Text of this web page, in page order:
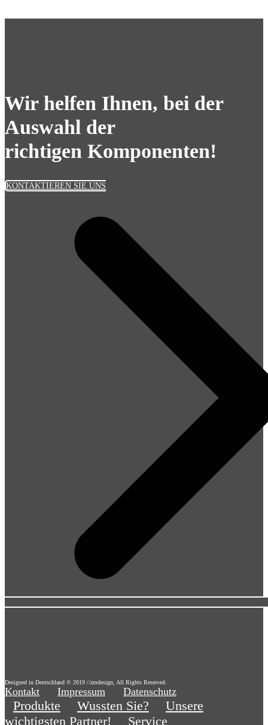
Wir helfen Ihnen, bei der
Auswahl der
richtigen Komponenten!
KONTAKTIEREN SIE UNS
Designed in Deutschland © 2019 //zmdesign, All Rights Reserved.
Kontakt Impressum Datenschutz
Produkte Wussten Sie?
Unsere
wichtigsten Partner!
Service